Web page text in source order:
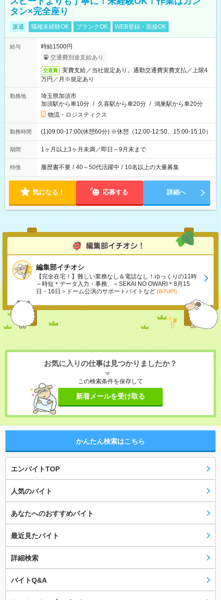
タン×完全座り
派遣 職種未経験OK ブランクOK WEB登録・面接OK
給与
時給1500円
交通費別途支給あり
交通費
実費支給／当社規定あり。通勤交通費実費支払／上限4
万円／月※規定あり
勤務地
埼玉県加須市
加須駅から車10分 / 久喜駅から車20分 / 鴻巣駅から車20分
物流・ロジスティクス
勤務時間 (1)09:00-17:00(休憩60分) ※休憩（12:00-12:50、15:00-15:10）
期間 1ヶ月以上3ヶ月未満／即日～9月末まで
特徴 履歴書不要 / 40～50代活躍中 / 10名以上の大量募集
気になる！ 応募する 詳細へ
編集部イチオシ
【完全在宅！】難しい業務なし＆電話なし！ゆっくりの11時
～時短＊データ入力・事務、＜SEKAI NO OWARI＊8月15
日・16日＞ドーム公演のサポートバイトなど (8/7UP!)
お気に入りの仕事は見つかりましたか？
この検索条件を保存して
新着メールを受け取る
かんたん検索はこちら
エンバイトTOP
人気のバイト
あなたへのおすすめバイト
最近見たバイト
詳細検索
バイトQ&A